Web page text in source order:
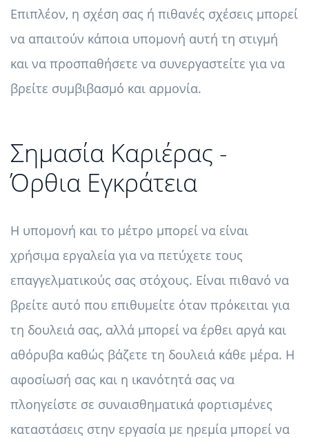
Επιπλέον, η σχέση σας ή πιθανές σχέσεις μπορεί
να απαιτούν κάποια υπομονή αυτή τη στιγμή
και να προσπαθήσετε να συνεργαστείτε για να
βρείτε συμβιβασμό και αρμονία.
Σημασία Καριέρας -
Όρθια Εγκράτεια
Η υπομονή και το μέτρο μπορεί να είναι
χρήσιμα εργαλεία για να πετύχετε τους
επαγγελματικούς σας στόχους. Είναι πιθανό να
βρείτε αυτό που επιθυμείτε όταν πρόκειται για
τη δουλειά σας, αλλά μπορεί να έρθει αργά και
αθόρυβα καθώς βάζετε τη δουλειά κάθε μέρα. Η
αφοσίωσή σας και η ικανότητά σας να
πλοηγείστε σε συναισθηματικά φορτισμένες
καταστάσεις στην εργασία με ηρεμία μπορεί να